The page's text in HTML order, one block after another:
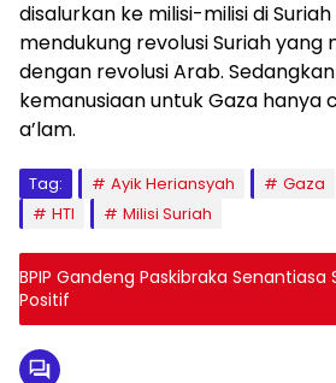
disalurkan ke milisi-milisi di
mendukung revolusi Suriah yang
dengan revolusi Arab.
kemanusiaan untuk Gaza hanya
a’lam.
Tag: Ayik Heriansyah Gaza
HTI
Milisi Suriah
BPIP Gandeng Paskibraka
Positif